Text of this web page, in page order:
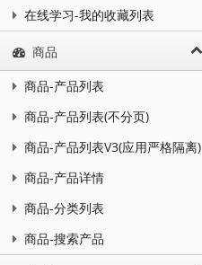
在线学习-我的收藏列表
商品
商品-产品列表
商品-产品列表(不分页)
商品-产品列表V3(应用严格隔离)
商品-产品详情
商品-分类列表
商品-搜索产品